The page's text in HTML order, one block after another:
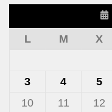
L
M X
3
4 5
10
11 12